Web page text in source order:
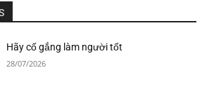
Hãy cố gắng làm người tốt
28/07/2026